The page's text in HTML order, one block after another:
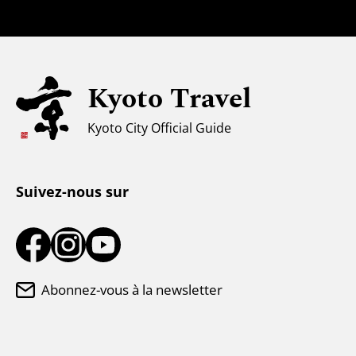
Tourisme universel
Climat et vêtements
Centre d'information touristique
Kyoto Travel
Kyoto City Official Guide
Suivez-nous sur
Abonnez-vous à la newsletter